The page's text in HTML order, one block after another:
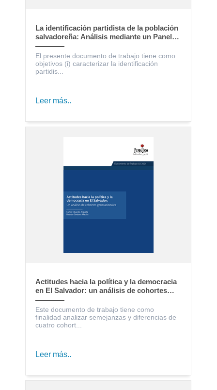
La identificación partidista de la población
salvadoreña: Análisis mediante un Panel
Electoral
El presente documento de trabajo tiene como
objetivos (i) caracterizar la identificación
partidis...
Leer más..
Actitudes hacia la política y la democracia
en El Salvador: un análisis de cohortes
generacionales
Este documento de trabajo tiene como
finalidad analizar semejanzas y diferencias de
cuatro cohort...
Leer más..